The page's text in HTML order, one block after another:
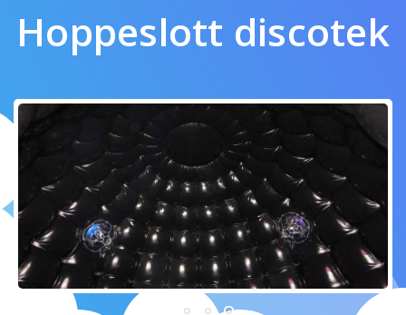
Hoppeslott discotek